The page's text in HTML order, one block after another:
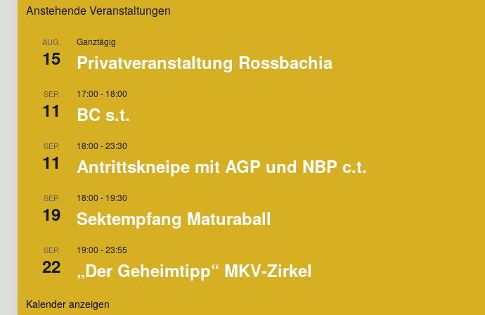
Anstehende Veranstaltungen
AUG.
15
Ganztägig
Privatveranstaltung Rossbachia
SEP.
11
17:00 - 18:00
BC s.t.
SEP.
11
18:00 -23:30
Antrittskneipe mit AGP und NBP c.t.
SEP.
19
18:00 - 19:30
Sektempfang Maturaball
SEP.
22
19:00 -23:55
„Der Geheimtipp“ MKV-Zirkel
Kalender anzeigen